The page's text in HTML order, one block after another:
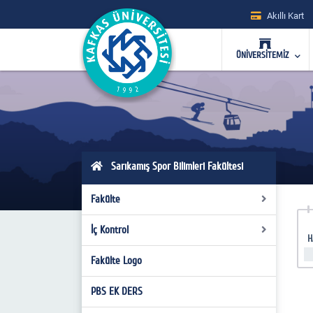
Akıllı Kart
ÜNİVERSİTEMİZ
Sarıkamış Spor Bilimleri Fakültesi
Fakülte
Genel Bilgiler
Misyon-Vizyon
Fakülte Yönetimi
İç Kontrol
Organizasyon Şeması
Görev Tanımları
Fakülte Logo
PBS EK DERS